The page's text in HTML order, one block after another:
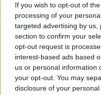
If you wish to opt-out of
processing of your
targeted advertising by
section to confirm your
opt-out request is
interest-based ads based
us or personal information
your opt-out. You may
disclosure of your
ΡΟΗ ΕΙΔΗΣΕΩΝ